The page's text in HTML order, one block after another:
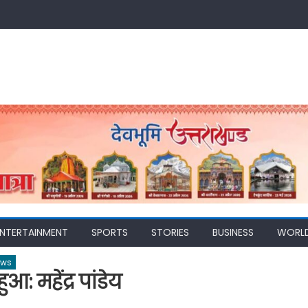
SPORTS STORIES BUSINESS
महेंद्र पांडेय